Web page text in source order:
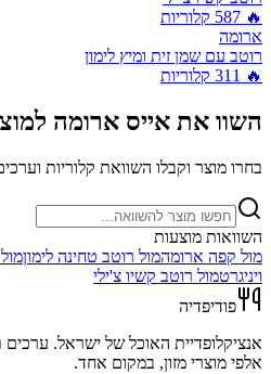
🔥
587 קלוריות
ארומה
רוטב עם שמן זית ומיץ לימון
🔥
311 קלוריות
השוו את אייס ארומה
בחרו מוצר וקבלו השוואת קלוריות
השוואות מוצעות
מול קפה ארומהמול רוטב טחינה לימוןמול
ויניגרטמול רוטב קשיו צ'ילי
פודיפדיה
אנציקלופדיית האוכל של ישראל. ערכים
אלפי מוצרי מזון, במקום אחד.